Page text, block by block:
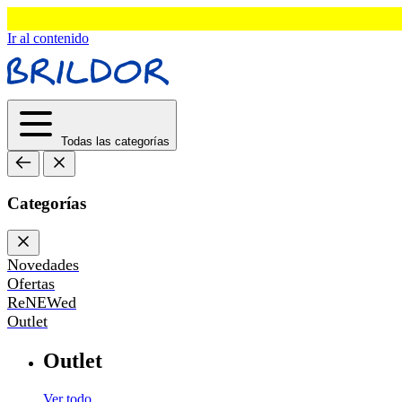
Ir al contenido
Todas las categorías
Categorías
Novedades
Ofertas
ReNEWed
Outlet
Outlet